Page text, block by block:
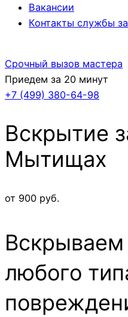
Вакансии
Контакты службы
Срочный вызов мастера
Приедем за 20 минут
+7 (499) 380-64-98
Вскрытие
Мытищах
от 900 руб.
Вскрываем
любого